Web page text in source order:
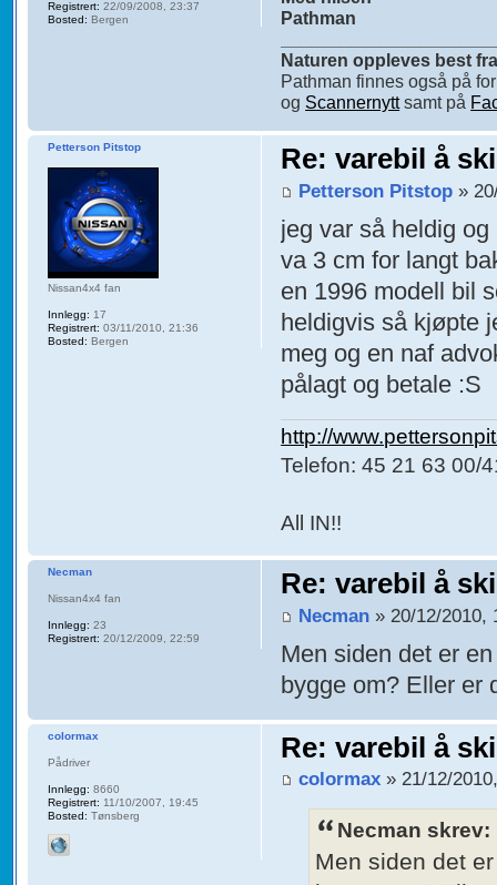
Pathman
Naturen oppleves best
Pathman finnes også på
og Scannernyttsamt på
Registrert: 22/09/2008, 23:37
Bosted: Bergen
Re: varebil å
Petterson Pitstop »
jeg var så heldig
va 3 cm for langt
en 1996 modell bil
heldigvis så kjøpte
meg og en naf
pålagt og betale :S
http://
Telefon: 45 21 63 00/
All IN!!
Petterson Pitstop
Nissan4x4 fan
Innlegg: 17
Registrert: 03/11/2010, 21:36
Bosted: Bergen
Re: varebil å
Necman » 20/12/2010,
Men siden det er
bygge om? Eller er
Necman
Nissan4x4 fan
Innlegg: 23
Registrert: 20/12/2009, 22:59
Re: varebil å
colormax » 21/12/
Necman skrev:
Men siden det
colormax
Pådriver
Innlegg: 8660
Registrert: 11/10/2007, 19:45
Bosted: Tønsberg